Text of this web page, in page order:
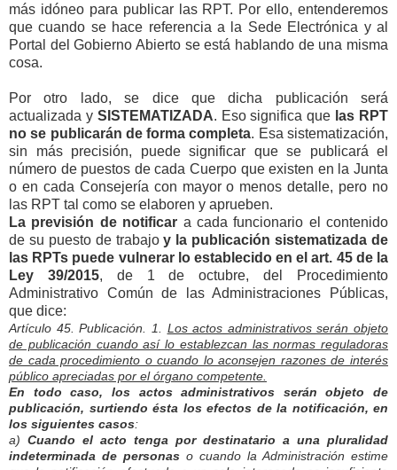
más idóneo para publicar las RPT. Por ello, entenderemos
que cuando se hace referencia a la Sede Electrónica y al
Portal del Gobierno Abierto se está hablando de una misma
cosa.
Por otro lado, se dice que dicha publicación será
actualizada y SISTEMATIZADA. Eso significa que las RPT
no se publicarán de forma completa. Esa sistematización,
sin más precisión, puede significar que se publicará el
número de puestos de cada Cuerpo que existen en la Junta
o en cada Consejería con mayor o menos detalle, pero no
las RPT tal como se elaboren y aprueben.
La previsión de notificar a cada funcionario el contenido
de su puesto de trabajoy la publicación sistematizada de
las RPTs puede vulnerar lo establecido en el art. 45 de la
Ley 39/2015, de 1 de octubre, del Procedimiento
Administrativo Común de las Administraciones Públicas,
que dice:
Artículo 45. Publicación. 1. Los actos administrativos serán objeto
de publicación cuando así lo establezcan las normas reguladoras
de cada procedimiento o cuando lo aconsejen razones de interés
público apreciadas por el órgano competente.
En todo caso, los actos administrativos serán objeto de
publicación, surtiendo ésta los efectos de la notificación, en
los siguientes casos:
a) Cuando el acto tenga por destinatario a una pluralidad
indeterminada de personas o cuando la Administración estime